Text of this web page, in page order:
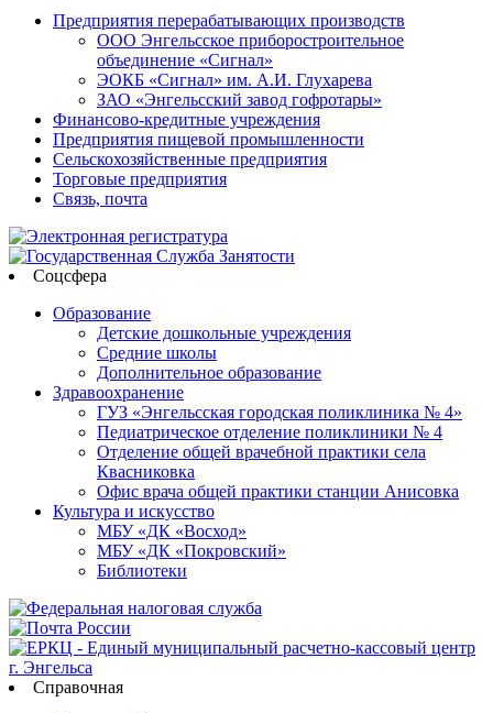
Предприятия перерабатывающих производств
ООО Энгельсское приборостроительное
объединение «Сигнал»
ЭОКБ «Сигнал» им. А.И. Глухарева
ЗАО «Энгельсский завод гофротары»
Финансово-кредитные учреждения
Предприятия пищевой промышленности
Сельскохозяйственные предприятия
Торговые предприятия
Связь, почта
Соцсфера
Образование
Детские дошкольные учреждения
Средние школы
Дополнительное образование
Здравоохранение
ГУЗ «Энгельсская городская поликлиника № 4»
Педиатрическое отделение поликлиники № 4
Отделение общей врачебной практики села
Квасниковка
Офис врача общей практики станции Анисовка
Культура и искусство
МБУ «ДК «Восход»
МБУ «ДК «Покровский»
Библиотеки
Справочная